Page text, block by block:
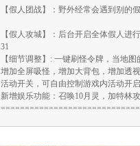
【假人团战】：野外经常会遇到别的
【假人攻城】：后台开启全体假人进
31
【细节调整】: 一键刷怪令牌，当地
增加全屏吸怪，增加大背包，增加透
活动开关，可自由控制游戏内活动开
新增娱乐功能：召唤10月灵，加特林